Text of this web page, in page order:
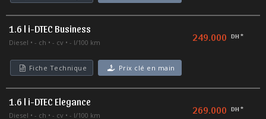
1.6 l i-DTEC Business
Diesel - ch - cv - l/100 km 249.000 DH *
Fiche Technique Prix clé en main
1.6 l i-DTEC Elegance
Diesel - ch - cv - l/100 km 269.000 DH *